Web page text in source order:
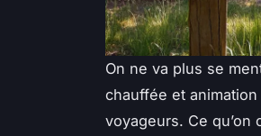
On ne va plus se
chauffée et
voyageurs. Ce qu’on